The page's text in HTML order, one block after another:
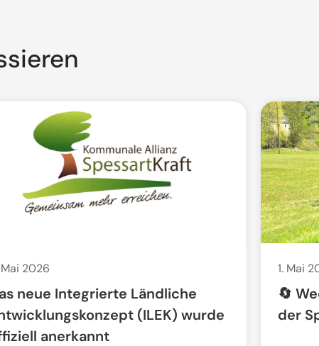
2026
neue Integrierte Ländliche
(ILEK) wurde
anerkannt
1. Mai
🔄
der